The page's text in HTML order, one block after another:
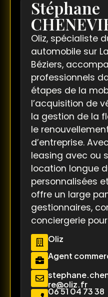
Stéphane
Oliz, spécialiste
automobile sur
Béziers,
professionnels
étapes de la
l’acquisition de
la gestion de la
le
d’entreprise.
leasing avec ou
location longue
personnalisées
offre un large
gestionnaires,
conciergerie
Oliz
Agent
re@oliz.fr
06 51 04 73 38